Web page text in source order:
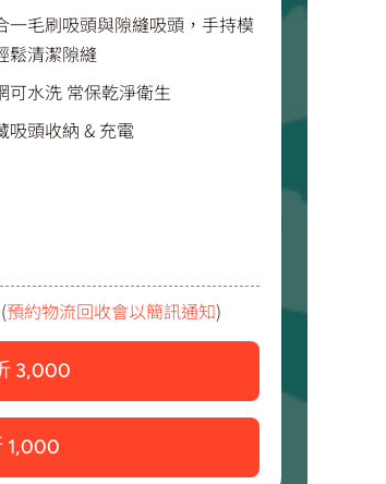
一毛刷吸頭與隙縫吸頭，手持模
鬆清潔隙縫
可水洗 常保乾淨衛生
吸頭收納 & 充電
預約物流回收會以簡訊通知)
3,000
1,000